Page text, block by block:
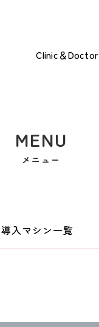
Clinic＆Doctor
MENU
メニュー
導入マシン一覧